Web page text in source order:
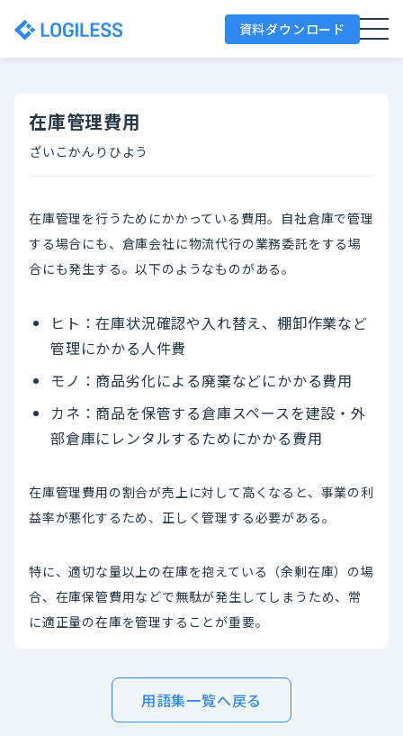
資料ダウンロード
在庫管理費用
ざいこかんりひよう
在庫管理を行うためにかかっている費用。自社倉庫で管理
する場合にも、倉庫会社に物流代行の業務委託をする場
合にも発生する。以下のようなものがある。
ヒト：在庫状況確認や入れ替え、棚卸作業など
管理にかかる人件費
モノ：商品劣化による廃棄などにかかる費用
カネ：商品を保管する倉庫スペースを建設・外
部倉庫にレンタルするためにかかる費用
在庫管理費用の割合が売上に対して高くなると、事業の利
益率が悪化するため、正しく管理する必要がある。
特に、適切な量以上の在庫を抱えている（余剰在庫）の場
合、在庫保管費用などで無駄が発生してしまうため、常
に適正量の在庫を管理することが重要。
用語集一覧へ戻る